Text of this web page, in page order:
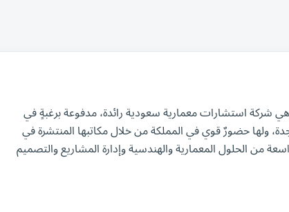
شركة ريتاج للهندسة والاستشارات عام ١٩٩٠، وهي شركة استشارات معمارية سعودية رائدة، مدفوعة برغبةٍ في
ولها حضورٌ قوي في المملكة من خلال مكاتبها المنتشرة في
من الحلول المعمارية والهندسية وإدارة المشاريع والتصميم